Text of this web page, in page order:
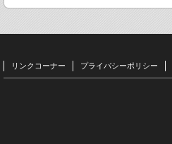
リンクコーナー プライバシーポリシー